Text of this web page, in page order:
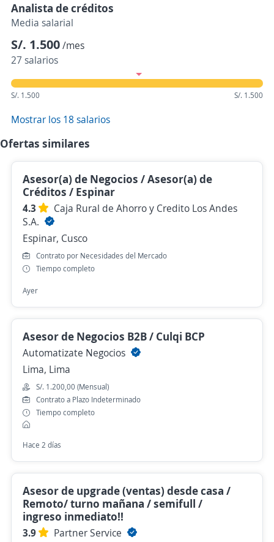
Analista de créditos
Media salarial
S/. 1.500/mes
27 salarios
S/. 1.500 S/. 1.500
Mostrar los 18 salarios
Ofertas similares
Asesor(a) de Negocios / Asesor(a) de
Créditos / Espinar
4.3
Caja Rural de Ahorro y Credito Los Andes
S.A.
Espinar, Cusco
Contrato por Necesidades del Mercado
Tiempo completo
Ayer
Asesor de Negocios B2B / Culqi BCP
Automatizate Negocios
Lima, Lima
S/. 1.200,00 (Mensual)
Contrato a Plazo Indeterminado
Tiempo completo
Hace 2 días
Asesor de upgrade (ventas) desde casa /
Remoto/ turno mañana / semifull /
ingreso inmediato!!
3.9
Partner Service